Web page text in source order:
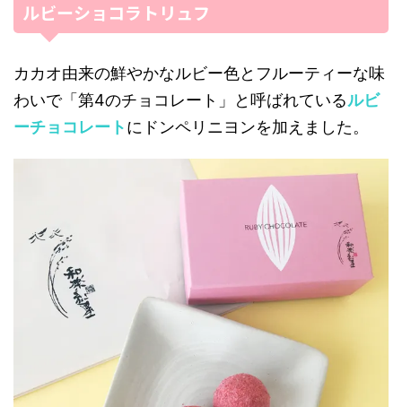
ルビーショコラトリュフ
カカオ由来の鮮やかなルビー色とフルーティーな味
わいで「第4のチョコレート」と呼ばれているルビ
ーチョコレートにドンペリニヨンを加えました。